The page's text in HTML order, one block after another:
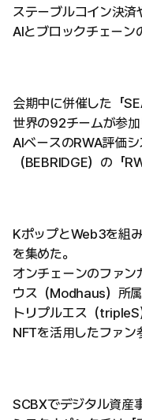
ステーブルコイン決済
AIとブロックチェーン
会期中に併催した「
世界の92チームが参加
AIベースのRWA評価
（BEBRIDGE）の「
KポップとWeb3を組
を集めた。
オンチェーンのファ
ウス（Modhaus）所
トリプルエス（tripleS
NFTを活用したファン
SCBXでデジタル資産